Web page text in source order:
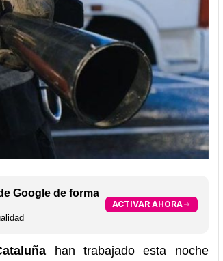
Google de forma
ACTIVAR AHORA
han trabajado esta noche